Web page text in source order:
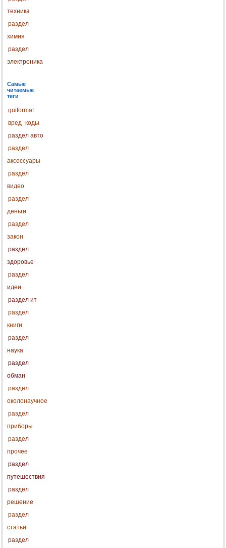
техника
раздел
химия
раздел
электроника
Самые
читаемые
теги
guiformat
вред коды
раздел авто
раздел
аксессуары
раздел
видео
раздел
деньги
раздел
закон
раздел
здоровье
раздел
идеи
раздел ит
раздел
книги
раздел
наука
раздел
обман
раздел
околонаучное
раздел
приборы
раздел
прочее
раздел
путешествия
раздел
решение
раздел
статьи
раздел